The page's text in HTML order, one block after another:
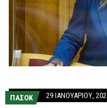
ΠΑΣΟΚ 29 ΙΑΝΟΥΑΡΊΟΥ,